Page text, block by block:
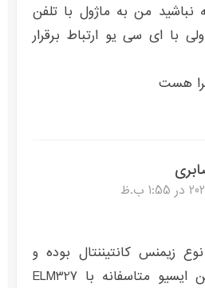
من به ماژول با تلفن
با ای سی یو ارتباط برقرار
هست
زیمنس کانتیننتال بوده و
مدل قدیمی است. این ایسیو متاسفانه با ELM327